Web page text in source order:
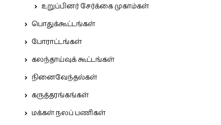
உறுப்பினர் சேர்க்கை முகாம்கள்
பொதுக்கூட்டங்கள்
போராட்டங்கள்
கலந்தாய்வுக் கூட்டங்கள்
நினைவேந்தல்கள்
கருத்தரங்கங்கள்
மக்கள் நலப் பணிகள்